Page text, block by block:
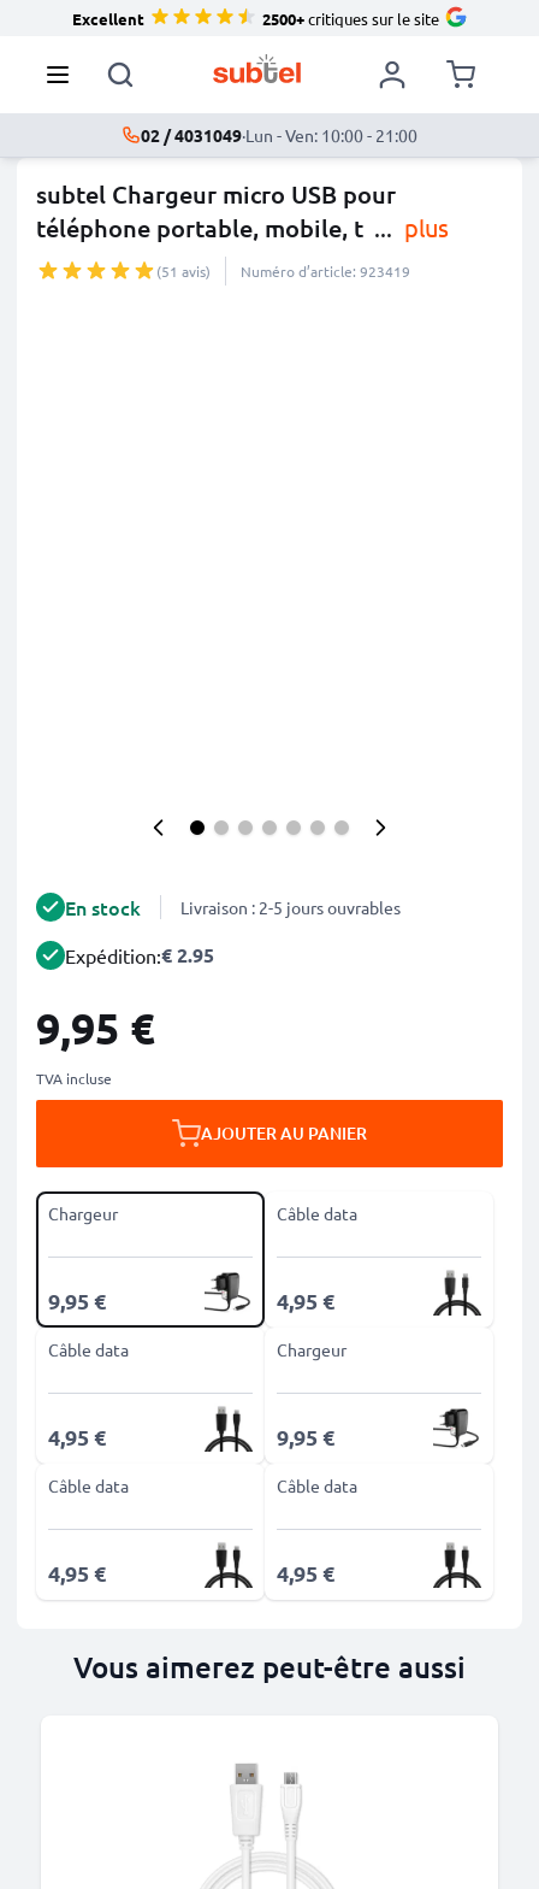
Excellent 2500+critiques sur le site
02 / 4031049·Lun - Ven: 10:00 - 21:00
subtel Chargeur micro USB pour
téléphone portable, mobile, t ... plus
(51 avis) Numéro d’article: 923419
En stock Livraison : 2-5 jours ouvrables
Expédition:€ 2.95
9,95 €
TVA incluse
AJOUTER AU PANIER
Chargeur
9,95 €
Câble data
4,95 €
Câble data
4,95 €
Chargeur
9,95 €
Câble data
4,95 €
Câble data
4,95 €
Vous aimerez peut-être aussi